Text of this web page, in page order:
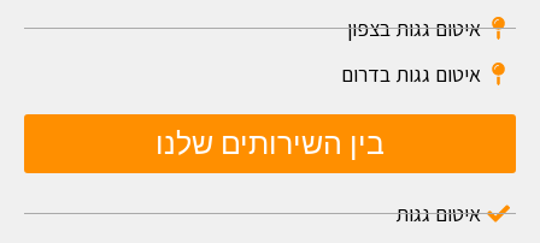
איטום גגות בצפון
איטום גגות בדרום
בין השירותים שלנו
איטום גגות